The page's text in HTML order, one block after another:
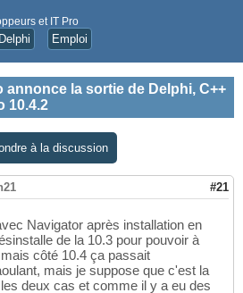
et IT Pro
Emploi
annonce la sortie de Delphi, C++
10.4.2
à la discussion
#21
Navigator après installation en
de la 10.3 pour pouvoir à
côté 10.4 ça passait
mais je suppose que c'est la
deux cas et comme il y a eu des